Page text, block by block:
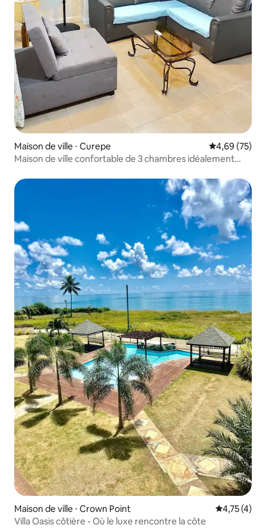
Maison de ville ⋅ Curepe Évaluation
4,69 (75)
Maison de ville confortable de 3 chambres idéalement
Maison de ville ⋅ Crown Point Évaluation
4,75 (4)
Villa Oasis côtière - Où le luxe rencontre la côte